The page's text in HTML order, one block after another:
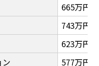
665万円
743万円
623万円
ン
577万円